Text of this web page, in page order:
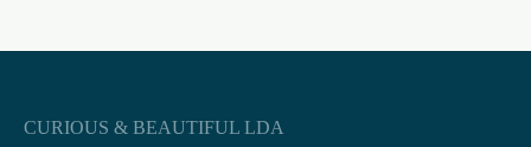
CURIOUS & BEAUTIFUL LDA